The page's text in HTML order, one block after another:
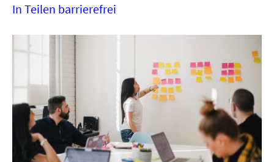
In Teilen barrierefrei